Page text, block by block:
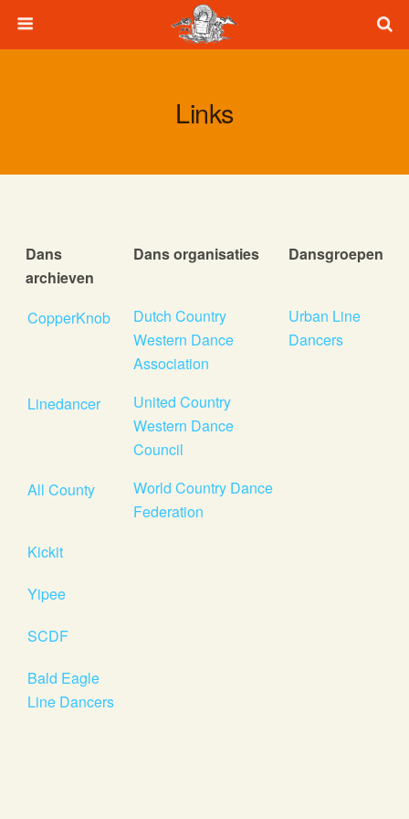
Links
Dans
archieven
Dans organisaties Dansgroepen
Dans
archieven
Dans organisaties Dansgroepen
CopperKnob
Dutch Country
Western Dance
Association
Urban Line
Dancers
Linedancer
United Country
Western Dance
Council
All County
World Country Dance
Federation
Kickit
Yipee
SCDF
Bald Eagle
Line Dancers